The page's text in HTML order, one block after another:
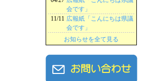
会です」
11/11 広報紙「こんにちは県議
会です」
お知らせを全て見る